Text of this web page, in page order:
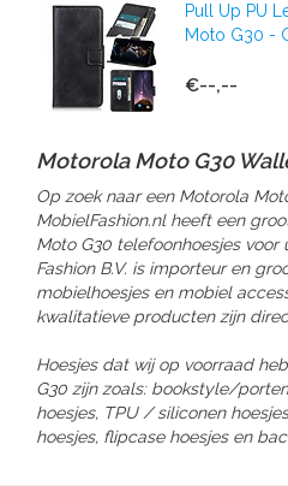
Pull Up PU
Moto G30 -
€--,--
Motorola Moto G30
Op zoek naar een Motorola
MobielFashion.nl heeft een
Moto G30 telefoonhoesjes
Fashion B.V. is importeur en
mobielhoesjes en mobiel
kwalitatieve producten zijn
Hoesjes dat wij op voorraad
G30 zijn zoals: bookstyle/
hoesjes, TPU / siliconen
hoesjes, flipcase hoesjes en